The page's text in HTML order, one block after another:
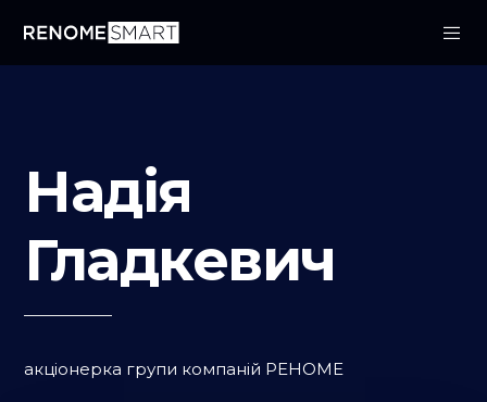
Надія
Гладкевич
акціонерка групи компаній РЕНОМЕ